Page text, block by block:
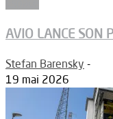
AVIO LANCE SON
Stefan Barensky -
19 mai 2026